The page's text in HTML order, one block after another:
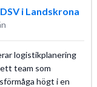
i Landskrona
logistikplanering
team som
högt i en